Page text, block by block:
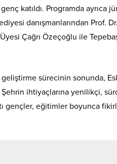
katıldı. Programda ayrıca
danışmanlarından Prof.
Çağrı Özeçoğlu ile
sürecinin sonunda,
ihtiyaçlarına yenilikçi,
gençler, eğitimler boyunca